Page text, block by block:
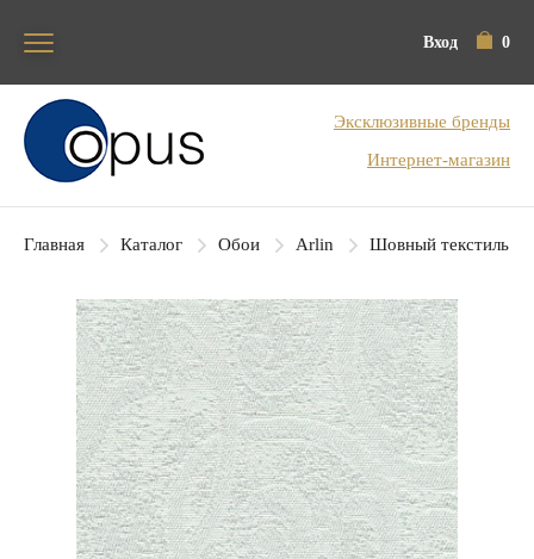
Вход 0
Блок поиска
Эксклюзивные бренды
Интернет-магазин
Главная Каталог Обои Arlin Шовный текстиль